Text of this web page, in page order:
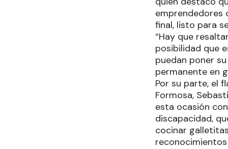
final, listo para
“Hay que
posibilidad que
puedan poner
permanente en
Por su parte, el
Formosa,
esta ocasión
discapacidad,
cocinar